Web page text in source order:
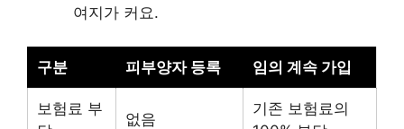
여지가 커요.
구분 피부양자 등록 임의 계속 가입
보험료 부
없음
기존 보험료의